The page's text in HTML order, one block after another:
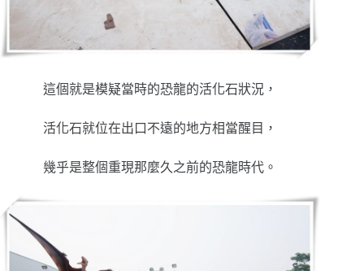
這個就是模疑當時的恐龍的活化石狀況，
活化石就位在出口不遠的地方相當醒目，
幾乎是整個重現那麼久之前的恐龍時代。